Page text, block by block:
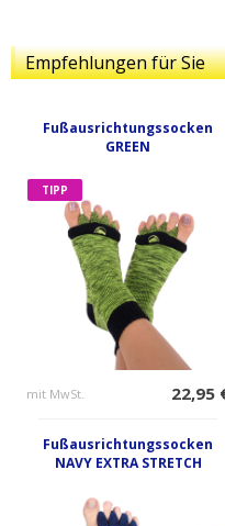
Empfehlungen für Sie
Fußausrichtungssocken
GREEN
TIPP
mit MwSt. 22,95
Fußausrichtungssocken
NAVY EXTRA STRETCH